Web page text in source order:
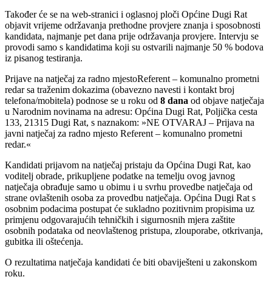
Također će se na web-stranici i oglasnoj ploči Općine Dugi Rat
objavit vrijeme održavanja prethodne provjere znanja i sposobnosti
kandidata, najmanje pet dana prije održavanja provjere. Intervju se
provodi samo s kandidatima koji su ostvarili najmanje 50 % bodova
iz pisanog testiranja.
Prijave na natječaj za radno mjestoReferent – komunalno prometni
redar sa traženim dokazima (obavezno navesti i kontakt broj
telefona/mobitela) podnose se u roku od 8 dana od objave natječaja
u Narodnim novinama na adresu: Općina Dugi Rat, Poljička cesta
133, 21315 Dugi Rat, s naznakom: »NE OTVARAJ – Prijava na
javni natječaj za radno mjesto Referent – komunalno prometni
redar.«
Kandidati prijavom na natječaj pristaju da Općina Dugi Rat, kao
voditelj obrade, prikupljene podatke na temelju ovog javnog
natječaja obrađuje samo u obimu i u svrhu provedbe natječaja od
strane ovlaštenih osoba za provedbu natječaja. Općina Dugi Rat s
osobnim podacima postupat će sukladno pozitivnim propisima uz
primjenu odgovarajućih tehničkih i sigurnosnih mjera zaštite
osobnih podataka od neovlaštenog pristupa, zlouporabe, otkrivanja,
gubitka ili oštećenja.
O rezultatima natječaja kandidati će biti obaviješteni u zakonskom
roku.